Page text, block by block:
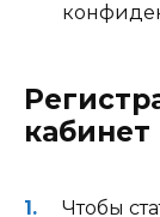
кабинет
Чтобы